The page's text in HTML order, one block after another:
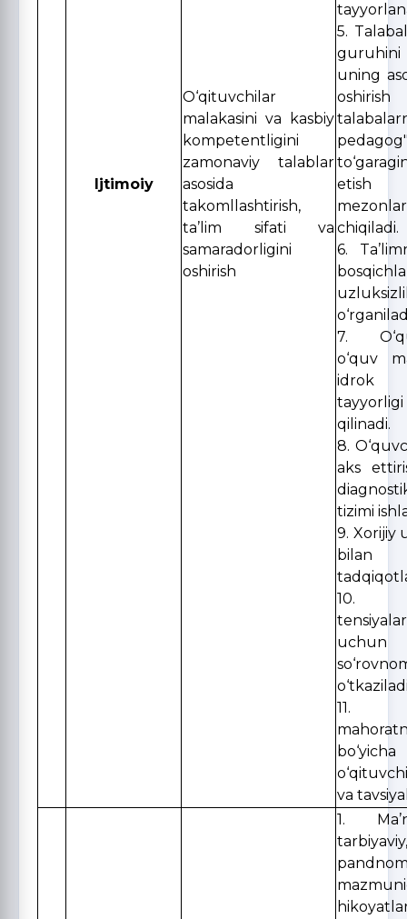
Ijtimoiy
O‘qituvchilar
malakasini va kasbiy
kompetentligini
zamonaviy talablar
asosida
takomllashtirish,
ta’lim sifati va
samaradorligini
oshirish
5.
guruhini
uning
etish
chiqiladi.
6.
7.
o‘quv
idrok
qilinadi.
8.
aks
tizimi
9. Xorijiy
bilan
10.
uchun
11.
bo‘yicha
va
1.